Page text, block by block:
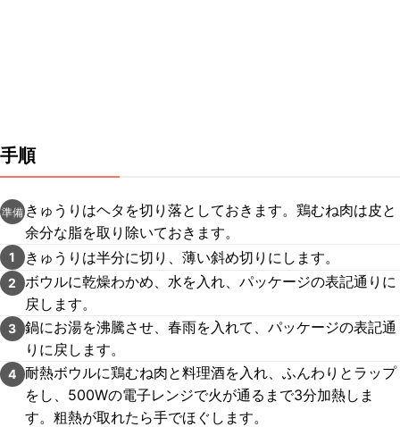
手順
準備 きゅうりはヘタを切り落としておきます。鶏むね肉は皮と
余分な脂を取り除いておきます。
1 きゅうりは半分に切り、薄い斜め切りにします。
2
ボウルに乾燥わかめ、水を入れ、パッケージの表記通りに
戻します。
3 鍋にお湯を沸騰させ、春雨を入れて、パッケージの表記通
りに戻します。
4 耐熱ボウルに鶏むね肉と料理酒を入れ、ふんわりとラップ
をし、500Wの電子レンジで火が通るまで3分加熱しま
す。粗熱が取れたら手でほぐします。